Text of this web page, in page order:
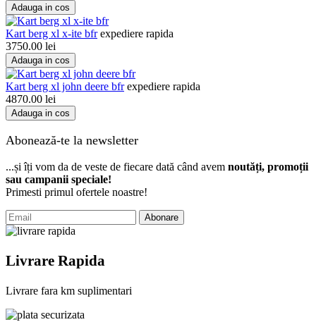
Adauga in cos
Kart berg xl x-ite bfr expediere rapida
3750.00 lei
Adauga in cos
Kart berg xl john deere bfr expediere rapida
4870.00 lei
Adauga in cos
Abonează-te la newsletter
...și îți vom da de veste de fiecare dată când avem noutăți, promoții
sau campanii speciale!
Primesti primul ofertele noastre!
Abonare
Livrare Rapida
Livrare fara km suplimentari